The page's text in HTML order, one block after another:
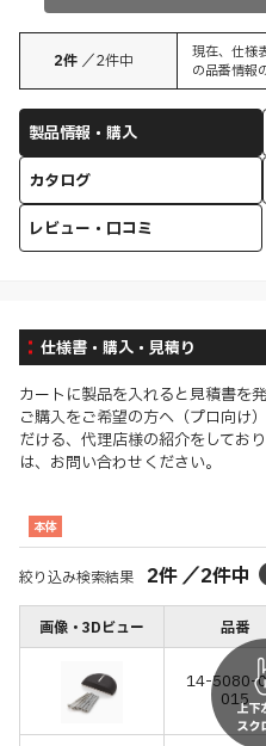
2件 ／2件中
現在、仕様
の品番情報
製品情報・購入
カタログ
レビュー・口コミ
仕様書・購入・見積り
カートに製品を入れると見積書を発
ご購入をご希望の方へ（プロ向け
だける、代理店様の紹介をしてお
は、お問い合わせください。
本体
絞り込み検索結果 2件／2件中
画像・3Dビュー 品番
14-5080-
015